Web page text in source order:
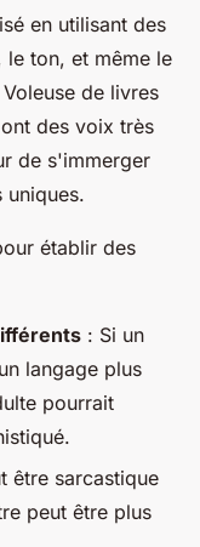
en utilisant des
ton, et même le
Voleuse de livres
des voix très
de s'immerger
uniques.
établir des
: Si un
langage plus
pourrait
être sarcastique
peut être plus